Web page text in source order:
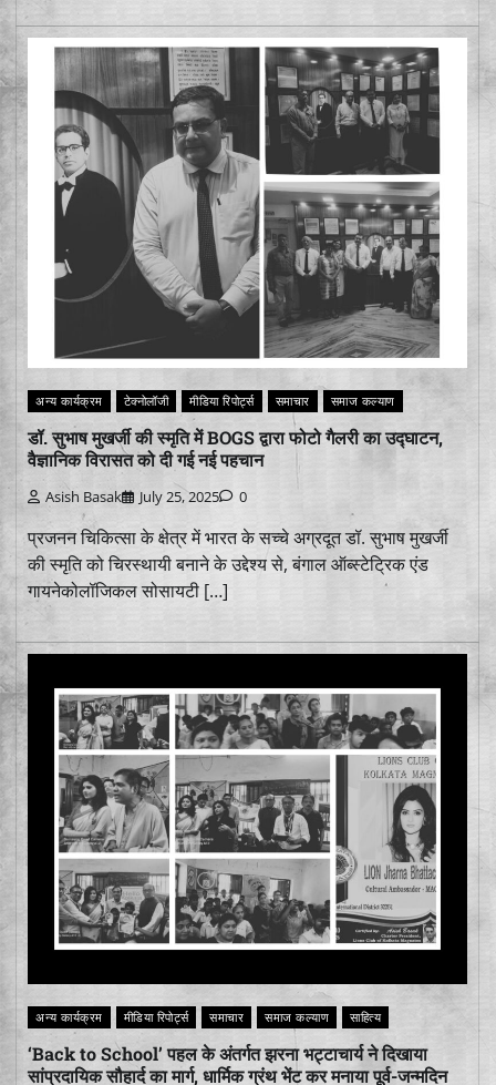
अन्य कार्यक्रम टेक्नोलॉजी मीडिया रिपोर्ट्स समाचार समाज कल्याण
डॉ. सुभाष मुखर्जी की स्मृति में BOGS द्वारा फोटो गैलरी का उद्घाटन,
वैज्ञानिक विरासत को दी गई नई पहचान
Asish Basak July 25, 2025 0
प्रजनन चिकित्सा के क्षेत्र में भारत के सच्चे अग्रदूत डॉ. सुभाष मुखर्जी
की स्मृति को चिरस्थायी बनाने के उद्देश्य से, बंगाल ऑब्स्टेट्रिक एंड
गायनेकोलॉजिकल सोसायटी […]
अन्य कार्यक्रम मीडिया रिपोर्ट्स समाचार समाज कल्याण साहित्य
‘Back to School’ पहल के अंतर्गत झरना भट्टाचार्य ने दिखाया
सांप्रदायिक सौहार्द का मार्ग, धार्मिक ग्रंथ भेंट कर मनाया पूर्व-जन्मदिन